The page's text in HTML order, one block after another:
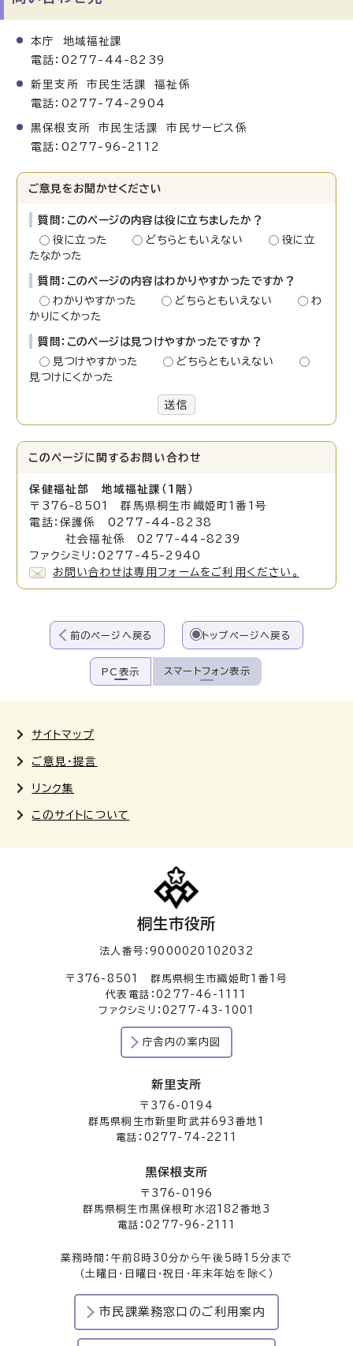
本庁 地域福祉課
電話：0277-44-8239
新里支所 市民生活課 福祉係
電話：0277-74-2904
黒保根支所 市民生活課 市民サービス係
電話：0277-96-2112
ご意見をお聞かせください
質問：このページの内容は役に立ちましたか？
役に立った
どちらともいえない
役に立
たなかった
質問：このページの内容はわかりやすかったですか？
わかりやすかった
どちらともいえない
わ
かりにくかった
質問：このページは見つけやすかったですか？
見つけやすかった
どちらともいえない
見つけにくかった
送信
このページに関する お問い合わせ
保健福祉部 地域福祉課（1階）
〒376-8501 群馬県桐生市織姫町1番1号
電話：保護係 0277-44-8238
社会福祉係 0277-44-8239
ファクシミリ：0277-45-2940
お問い合わせは専用フォームをご利用ください。
前のページへ戻る トップページへ戻る
PC表示 スマートフォン表示
サイトマップ
ご意見・提言
リンク集
このサイトについて
桐生市役所
法人番号：9000020102032
〒376-8501 群馬県桐生市織姫町1番1号
代表電話：0277-46-1111
ファクシミリ：0277-43-1001
庁舎内の案内図
新里支所
〒376-0194
群馬県桐生市新里町武井693番地1
電話：0277-74-2211
黒保根支所
〒376-0196
群馬県桐生市黒保根町水沼182番地3
電話：0277-96-2111
業務時間：午前8時30分から午後5時15分まで
（土曜日・日曜日・祝日・年末年始を除く）
市民課業務窓口のご利用案内